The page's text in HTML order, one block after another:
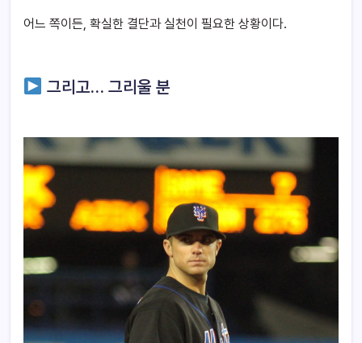
어느 쪽이든, 확실한 결단과 실천이 필요한 상황이다.
그리고… 그리울 분